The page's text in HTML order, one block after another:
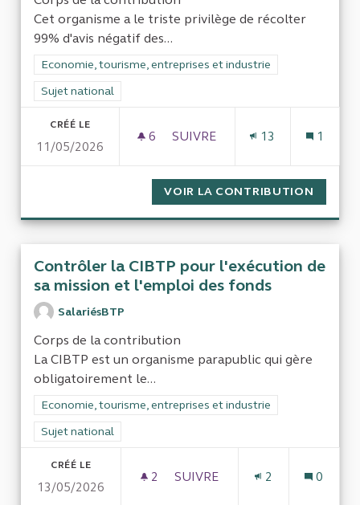
Cet organisme a le triste privilège de récolter
99% d'avis négatif des...
Filtrer les résultats de la catégorie : Economie, tourisme,
Economie, tourisme, entreprises et industrie
Filtrer les résultats pour le secteur : Sujet national
Sujet national
CRÉÉ LE
11/05/2026
6 6 ABONNÉS
SUIVRE
13 1
VOIR LA CONTRIBUTION
Contrôler la CIBTP pour l'exécution de
sa mission et l'emploi des fonds
SalariésBTP
Corps de la contribution
La CIBTP est un organisme parapublic qui gère
obligatoirement le...
Filtrer les résultats de la catégorie : Economie, tourisme,
Economie, tourisme, entreprises et industrie
Filtrer les résultats pour le secteur : Sujet national
Sujet national
CRÉÉ LE
13/05/2026
2 2 ABONNÉS
SUIVRE
2 0